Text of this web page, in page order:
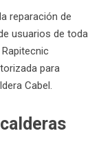
reparación de
usuarios de toda
para
Cabel.